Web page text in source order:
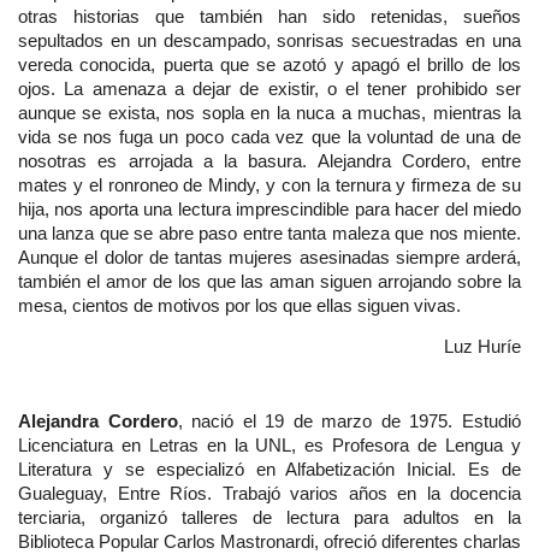
otras historias que también han sido retenidas, sueños
sepultados en un descampado, sonrisas secuestradas en una
vereda conocida, puerta que se azotó y apagó el brillo de los
ojos. La amenaza a dejar de existir, o el tener prohibido ser
aunque se exista, nos sopla en la nuca a muchas, mientras la
vida se nos fuga un poco cada vez que la voluntad de una de
nosotras es arrojada a la basura. Alejandra Cordero, entre
mates y el ronroneo de Mindy, y con la ternura y firmeza de su
hija, nos aporta una lectura imprescindible para hacer del miedo
una lanza que se abre paso entre tanta maleza que nos miente.
Aunque el dolor de tantas mujeres asesinadas siempre arderá,
también el amor de los que las aman siguen arrojando sobre la
mesa, cientos de motivos por los que ellas siguen vivas.
Luz Huríe
Alejandra Cordero, nació el 19 de marzo de 1975. Estudió
Licenciatura en Letras en la UNL, es Profesora de Lengua y
Literatura y se especializó en Alfabetización Inicial. Es de
Gualeguay, Entre Ríos. Trabajó varios años en la docencia
terciaria, organizó talleres de lectura para adultos en la
Biblioteca Popular Carlos Mastronardi, ofreció diferentes charlas